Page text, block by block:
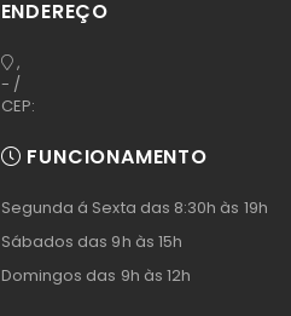
ENDEREÇO
,
- /
CEP:
FUNCIONAMENTO
Segunda á Sexta das 8:30h às 19h
Sábados das 9h às 15h
Domingos das 9h às 12h